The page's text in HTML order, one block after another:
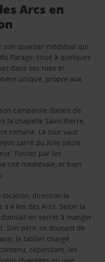
Arcs en
son quartier médiéval qui
Parage, situé à quelques
dans ses rues et
unique, propre aux
campanile datant de
la chapelle Saint-Pierre,
romane. La tour vaut
carré du XIIIe siècle
Passez par les
cité médiévale, et bien
location, direction la
à 4 km des Arcs. Selon la
en secret à manger
Son père, se doutant de
le tablier chargé.
cependant, les